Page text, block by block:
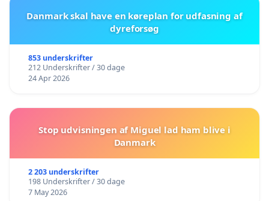
Danmark skal have en køreplan for udfasning af
dyreforsøg
853 underskrifter
212 Underskrifter / 30 dage
24 Apr 2026
Stop udvisningen af Miguel lad ham blive i
Danmark
2 203 underskrifter
198 Underskrifter / 30 dage
7 May 2026